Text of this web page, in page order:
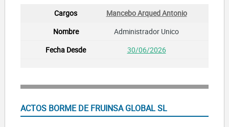
Mancebo Arqued Antonio
Administrador Unico
30/06/2026
ACTOS BORME DE FRUINSA GLOBAL SL